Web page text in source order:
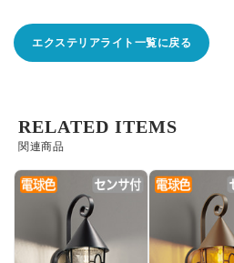
エクステリアライト一覧に戻る
関連商品
RELATED ITEMS